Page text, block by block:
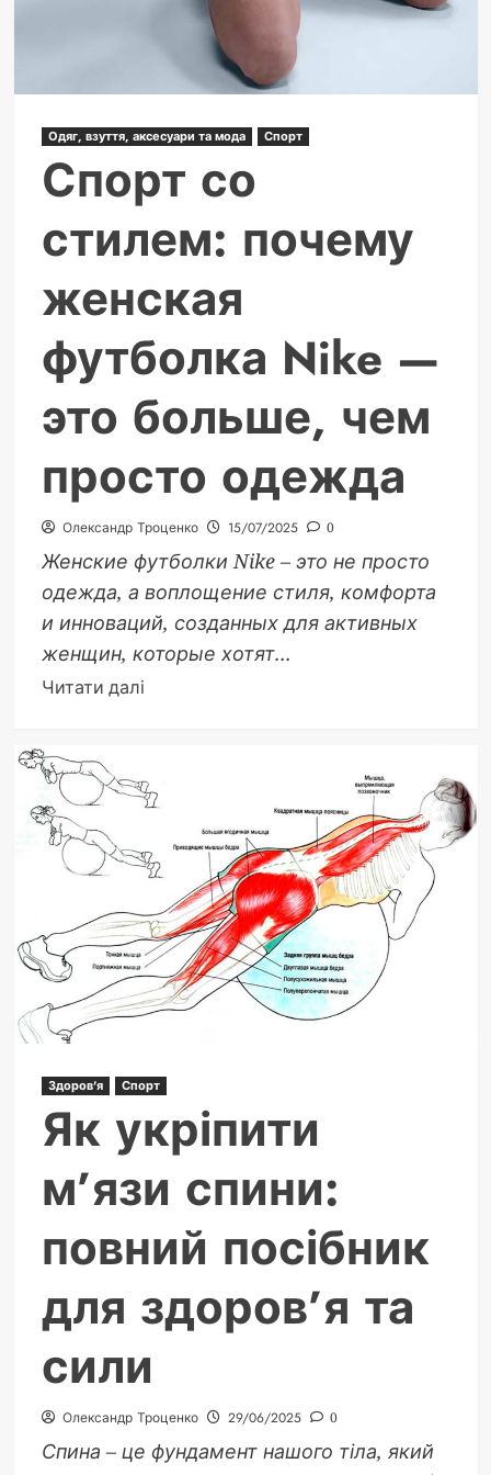
Одяг, взуття, аксесуари та мода Спорт
Спорт со
стилем: почему
женская
футболка Nike —
это больше, чем
просто одежда
Олександр Троценко 15/07/2025 0
Женские футболки Nike – это не просто
одежда, а воплощение стиля, комфорта
и инноваций, созданных для активных
женщин, которые хотят...
Читати даліДокладніше
стилем:
почему
женская
футболка
Nike
—
это
больше,
чем
одежда
Здоров'я Спорт
Як укріпити
м’язи спини:
повний посібник
для здоров’я та
сили
Олександр Троценко 29/06/2025 0
Спина – це фундамент нашого тіла, який